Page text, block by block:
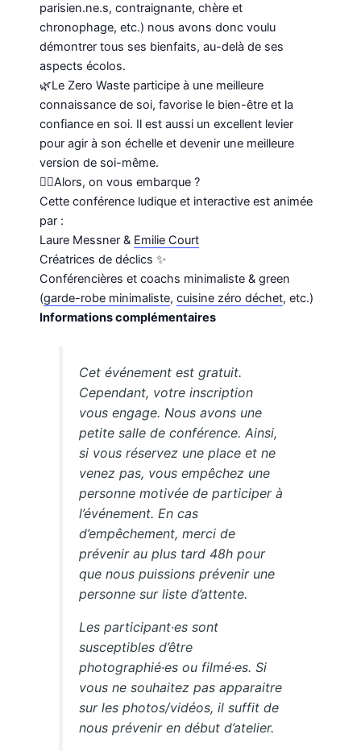
parisien.ne.s, contraignante, chère et
chronophage, etc.) nous avons donc voulu
démontrer tous ses bienfaits, au-delà de ses
aspects écolos.
🌿Le Zero Waste participe à une meilleure
connaissance de soi, favorise le bien-être et la
confiance en soi. Il est aussi un excellent levier
pour agir à son échelle et devenir une meilleure
version de soi-même.
👉🏾Alors, on vous embarque ?
Cette conférence ludique et interactive est animée
par :
Laure Messner & Emilie Court
Créatrices de déclics ✨
Conférencières et coachs minimaliste & green
(garde-robe minimaliste,cuisine zéro déchet, etc.)
Informations complémentaires
Cet événement est gratuit.
Cependant, votre inscription
vous engage. Nous avons une
petite salle de conférence. Ainsi,
si vous réservez une place et ne
venez pas, vous empêchez une
personne motivée de participer à
l’événement. En cas
d’empêchement, merci de
prévenir au plus tard 48h pour
que nous puissions prévenir une
personne sur liste d’attente.
Les participant·es sont
susceptibles d’être
photographié·es ou filmé·es. Si
vous ne souhaitez pas apparaitre
sur les photos/vidéos, il suffit de
nous prévenir en début d’atelier.